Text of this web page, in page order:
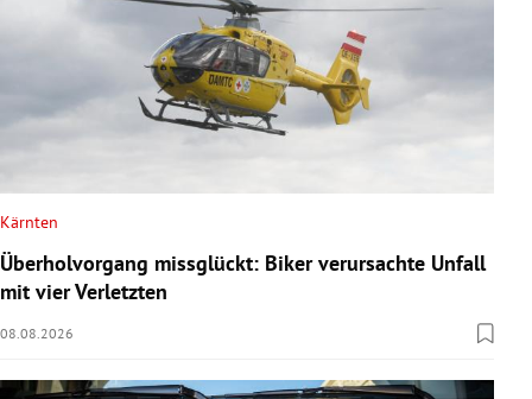
Kärnten
Überholvorgang missglückt: Biker verursachte Unfall
mit vier Verletzten
08.08.2026